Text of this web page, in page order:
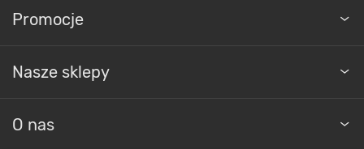
właściwości minimalizują ryzyko upadków i innych
wypadków, zapewniając spokojne i bezpieczne
Promocje
Nasze sklepy
O nas